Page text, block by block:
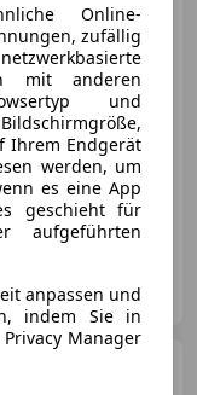
kW (286 PS)
Online-
zufällig
mit anderen
und
Ihrem Endgerät
werden, um
es eine App
geschieht für
aufgeführten
anpassen und
indem Sie in
Manager